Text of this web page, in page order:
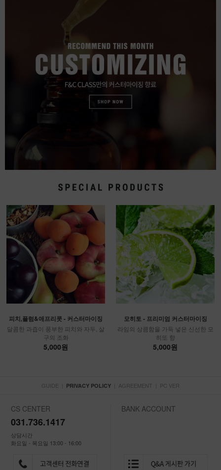
피치,플럼&애프리콧 - 커스터마이징
달콤한 과즙이 풍부한 피치와 자두, 살
구의 조화
5,000원
모히토 - 프리미엄 커스터마이징
라임의 상큼함을 가득 넣은 신선한 모
히또 향
5,000원
GUIDE PRIVACY POLICY AGREEMENT PC VER
CS CENTER
031.736.1417
상담시간
화요일 - 목요일 13:00 - 16:00
BANK ACCOUNT